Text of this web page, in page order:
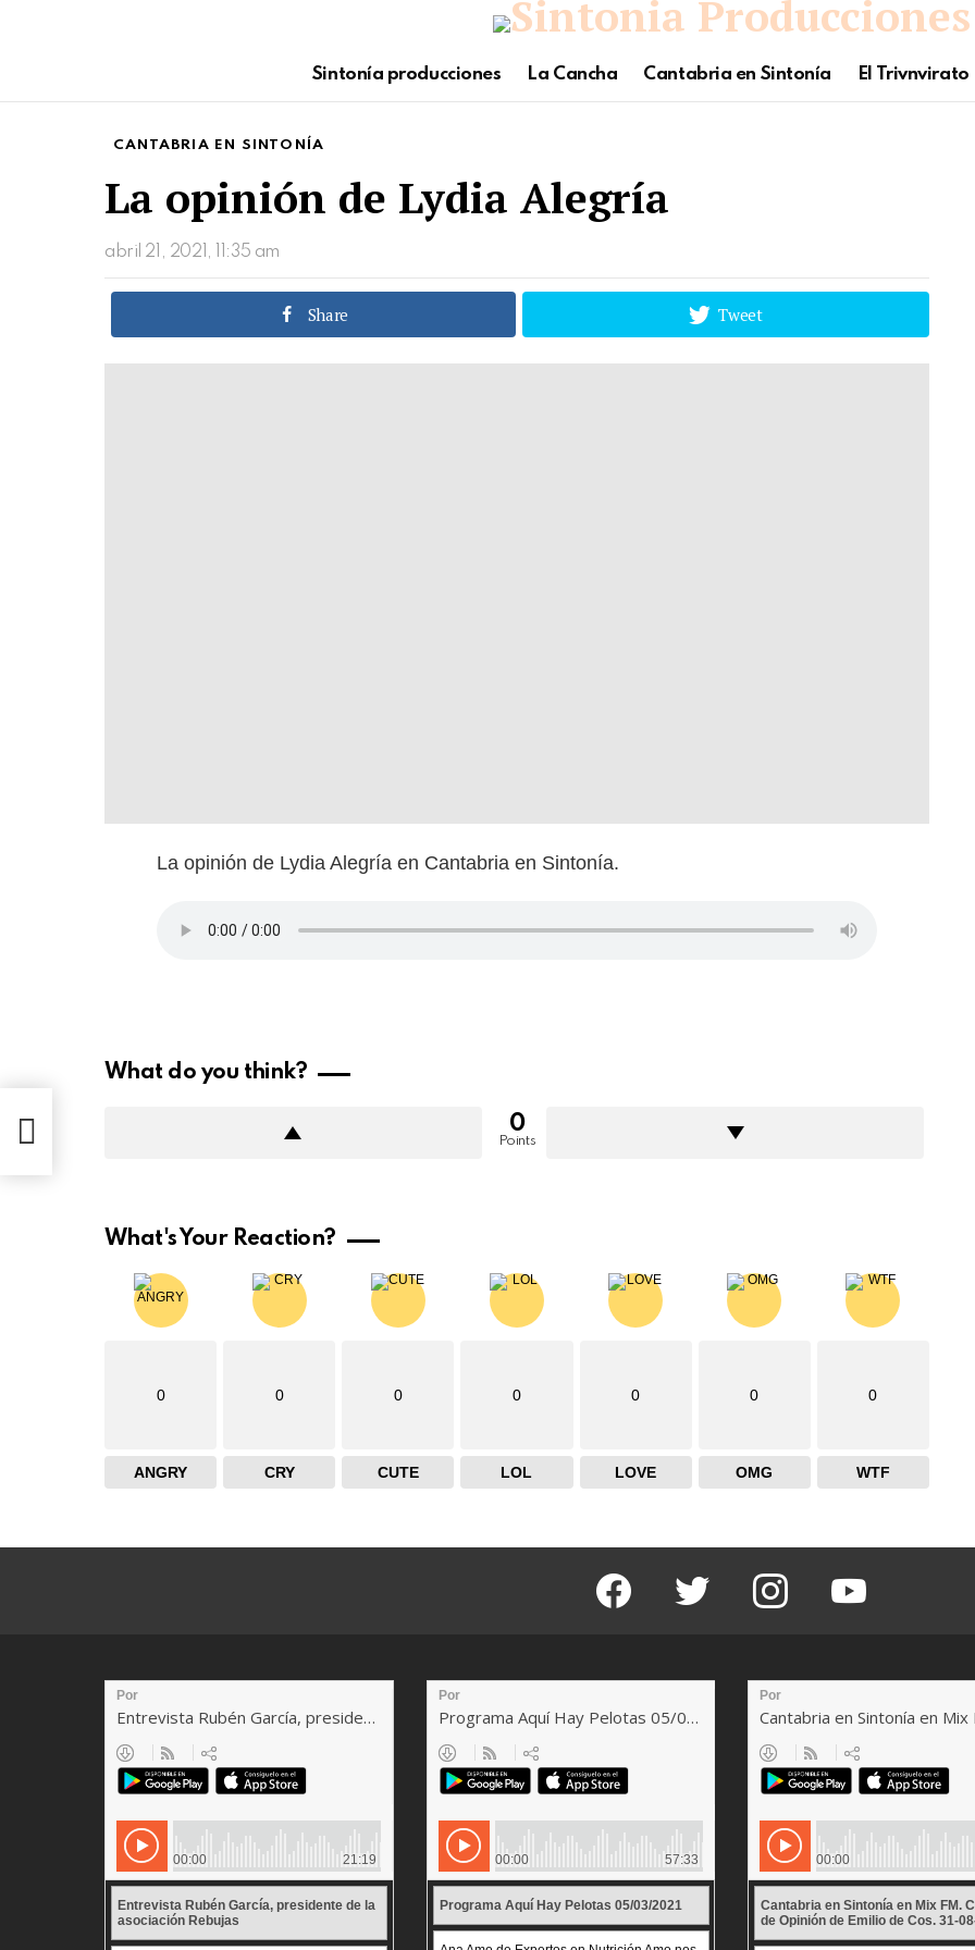
Sintonía producciones La Cancha Cantabria en Sintonía El Trivnvirato
CANTABRIA EN SINTONÍA
La opinión de Lydia Alegría
abril 21, 2021, 11:35 am
Share Tweet
La opinión de Lydia Alegría en Cantabria en Sintonía.
What do you think?
0
Points
What's Your Reaction?
0
ANGRY
0
CRY
0
CUTE
0
LOL
0
LOVE
0
OMG
0
WTF
facebook twitter instagram youtube